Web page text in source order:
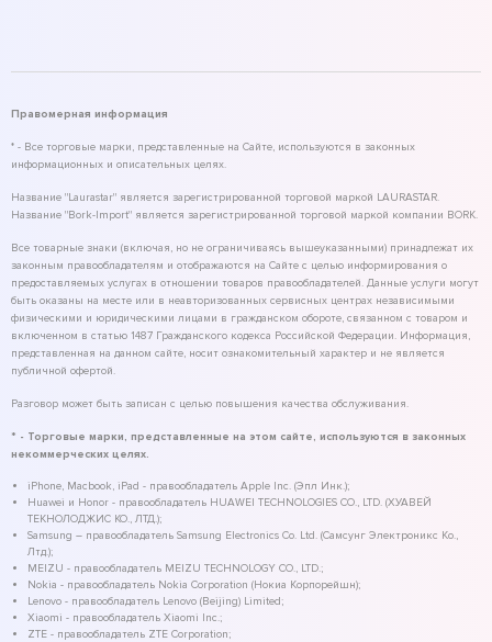
Правомерная информация
* - Все торговые марки, представленные на Сайте, используются в законных
информационных и описательных целях.
Название "Laurastar" является зарегистрированной торговой маркой LAURASTAR.
Название "Bork-Import" является зарегистрированной торговой маркой компании BORK.
Все товарные знаки (включая, но не ограничиваясь вышеуказанными) принадлежат их
законным правообладателям и отображаются на Сайте с целью информирования о
предоставляемых услугах в отношении товаров правообладателей. Данные услуги могут
быть оказаны на месте или в неавторизованных сервисных центрах независимыми
физическими и юридическими лицами в гражданском обороте, связанном с товаром и
включенном в статью 1487 Гражданского кодекса Российской Федерации. Информация,
представленная на данном сайте, носит ознакомительный характер и не является
публичной офертой.
Разговор может быть записан с целью повышения качества обслуживания.
* - Торговые марки, представленные на этом сайте, используются в законных
некоммерческих целях.
iPhone, Macbook, iPad - правообладатель Apple Inc. (Эпл Инк.);
Huawei и Honor - правообладатель HUAWEI TECHNOLOGIES CO., LTD. (ХУАВЕЙ
ТЕКНОЛОДЖИС КО., ЛТД.);
Samsung – правообладатель Samsung Electronics Co. Ltd. (Самсунг Электроникс Ко.,
Лтд.);
MEIZU - правообладатель MEIZU TECHNOLOGY CO., LTD.;
Nokia - правообладатель Nokia Corporation (Нокиа Корпорейшн);
Lenovo - правообладатель Lenovo (Beijing) Limited;
Xiaomi - правообладатель Xiaomi Inc.;
ZTE - правообладатель ZTE Corporation;